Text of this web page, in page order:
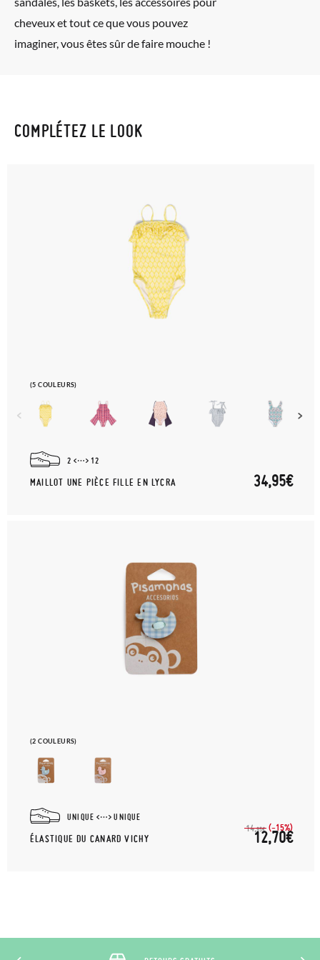
bureau de poste Francia Colissimo et passer une nouvelle
commande pour la pointure ou le modèle souhaité.
cheveux et tout ce que vous pouvez
imaginer, vous êtes sûr de faire mouche !
COMPLÉTEZ LE LOOK
(5 COULEURS)
2 12
MAILLOT UNE PIÈCE FILLE EN LYCRA 34,95€
(2 COULEURS)
UNIQUE UNIQUE
ÉLASTIQUE DU CANARD VICHY
14,95€ (-15%)
12,70€